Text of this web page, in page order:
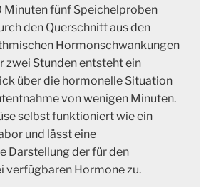
Minuten fünf Speichelproben
den Querschnitt aus den
Hormonschwankungen
zwei Stunden entsteht ein
über die hormonelle Situation
von wenigen Minuten.
selbst funktioniert wie ein
und lässt eine
Darstellung der für den
verfügbaren Hormone zu.